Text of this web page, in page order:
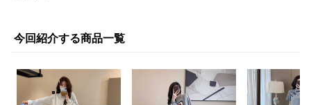
今回紹介する商品一覧